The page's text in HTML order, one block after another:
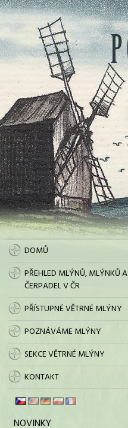
DOMŮ
PŘEHLED MLÝNŮ, MLÝNKŮ A
ČERPADEL V ČR
PŘÍSTUPNÉ VĚTRNÉ MLÝNY
POZNÁVÁME MLÝNY
SEKCE VĚTRNÉ MLÝNY
KONTAKT
NOVINKY